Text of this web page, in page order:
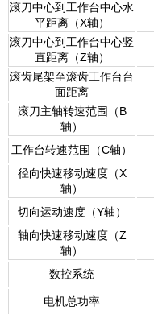
滚刀中心到工作台中心水
平距离（X轴）
滚刀中心到工作台中心竖
直距离（Z轴）
滚齿尾架至滚齿工作台台
面距离
滚刀主轴转速范围（B
轴）
工作台转速范围（C轴）
径向快速移动速度（X
轴）
切向运动速度（Y轴）
轴向快速移动速度（Z
轴）
数控系统
电机总功率